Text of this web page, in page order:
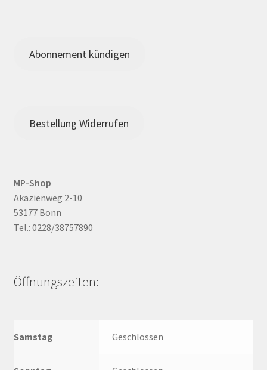
Abonnement kündigen
Bestellung Widerrufen
MP-Shop
Akazienweg 2-10
53177 Bonn
Tel.: 0228/38757890
Öffnungszeiten:
Samstag Geschlossen